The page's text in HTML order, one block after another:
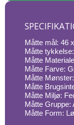
Måtte mål: 46
Måtte
Måtte
Måtte Farve:
Måtte
Måtte
Måtte Miljø:
Måtte
Måtte Form: